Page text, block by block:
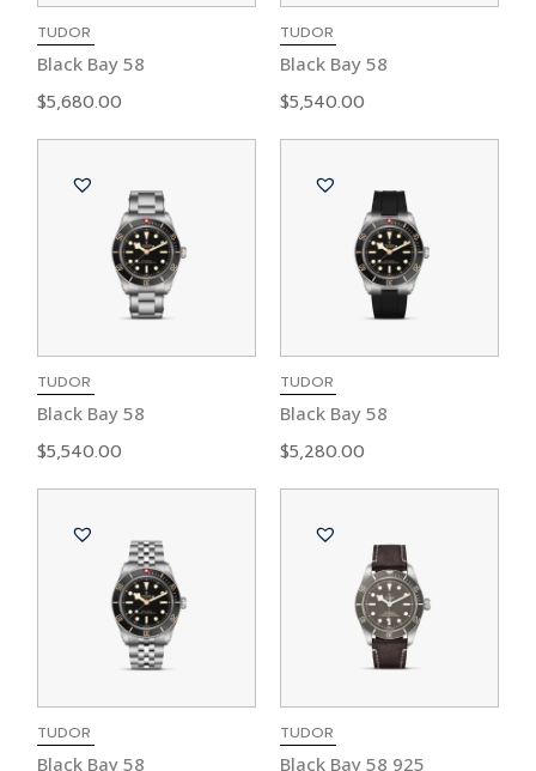
TUDOR
Black Bay 58
$5,680.00
TUDOR
Black Bay 58
$5,540.00
TUDOR
Black Bay 58
$5,540.00
TUDOR
Black Bay 58
$5,280.00
TUDOR
Black Bay 58
TUDOR
Black Bay 58 925